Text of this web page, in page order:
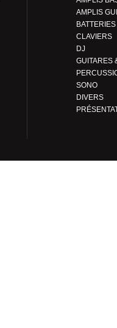
AMPLIS
BATTERIES
CLAVIERS
DJ
SONO
DIVERS